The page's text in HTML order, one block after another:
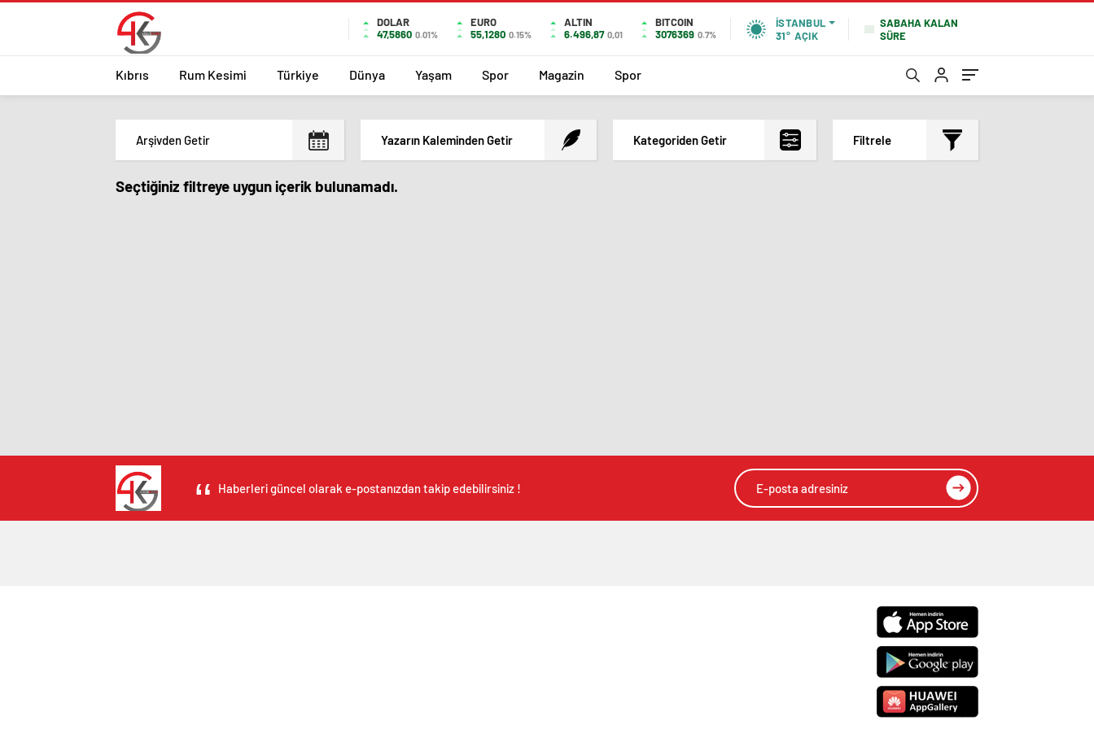
DOLAR
47,5860 0.01%
EURO
55,1280 0.15%
ALTIN
6.496,87 0,01
BITCOIN
3076369 0.7%
İSTANBUL
31° AÇIK
SABAHA KALAN
SÜRE
Kıbrıs Rum Kesimi Türkiye Dünya Yaşam Spor Magazin Spor
Yazarın Kaleminden Getir Kategoriden Getir Filtrele
Seçtiğiniz filtreye uygun içerik bulunamadı.
Haberleri güncel olarak e-postanızdan takip edebilirsiniz !